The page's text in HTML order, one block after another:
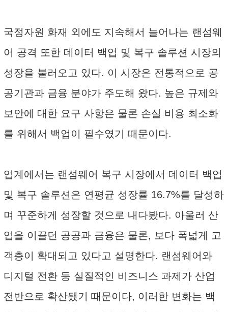
국정자원 화재 외에도 지속해서 늘어나는 랜섬웨
어 공격 또한 데이터 백업 및 복구 솔루션 시장의
성장을 불러오고 있다. 이 시장은 전통적으로 공
공기관과 금융 분야가 주도해 왔다. 높은 규제와
보안에 대한 요구 사항은 물론 손실 비용 최소화
를 위해서 백업이 필수였기 때문이다.
업계에서는 랜섬웨어 복구 시장에서 데이터 백업
및 복구 솔루션은 연평균 성장률 16.7%를 달성하
며 꾸준하게 성장할 것으로 내다봤다. 아울러 산
업을 이끌던 공공과 금융은 물론, 보다 폭넓게 고
객층이 확대되고 있다고 설명한다. 랜섬웨어와
디지털 전환 등 실질적인 비즈니스 과제가 산업
전반으로 확산됐기 때문이다, 이러한 변화는 백